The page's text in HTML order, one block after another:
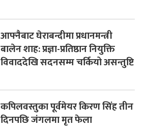
आफ्नैबाट घेराबन्दीमा प्रधानमन्त्री
बालेन शाह: प्रज्ञा-प्रतिष्ठान नियुक्ति
विवाददेखि सदनसम्म चर्कियो असन्तुष्टि
कपिलवस्तुका पूर्वमेयर किरण सिंह तीन
दिनपछि जंगलमा मृत फेला